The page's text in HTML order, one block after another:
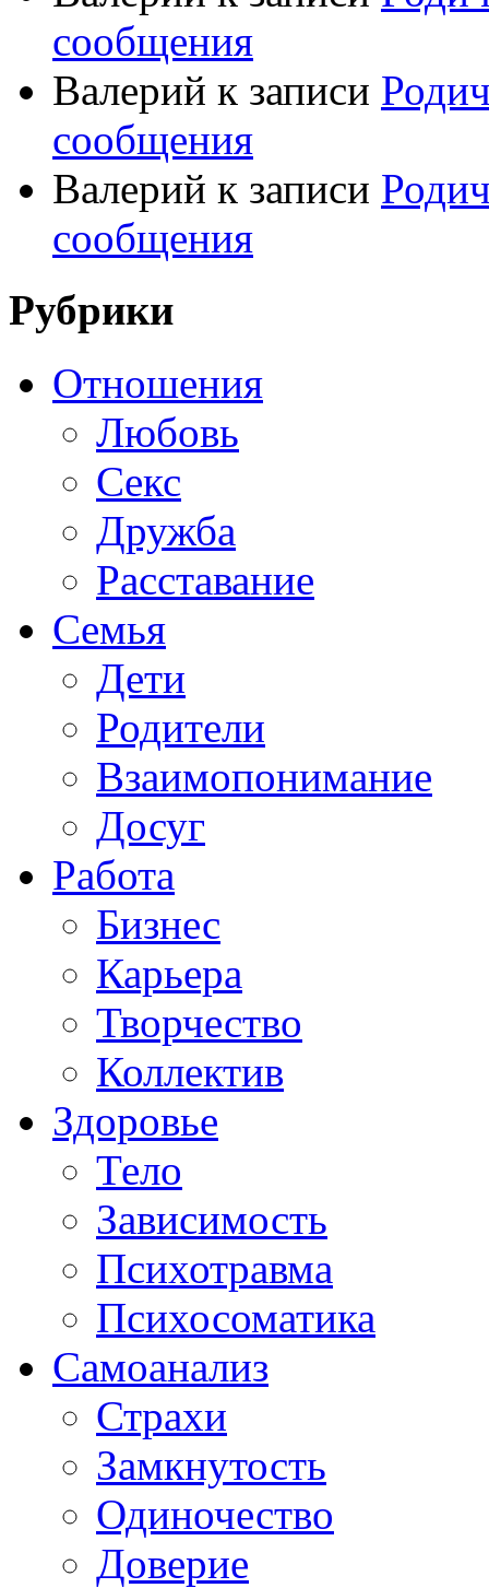
сообщения
Валерий к записи
сообщения
Валерий к записи
сообщения
Рубрики
Отношения
Любовь
Секс
Дружба
Расставание
Семья
Дети
Родители
Взаимопонимание
Досуг
Работа
Бизнес
Карьера
Творчество
Коллектив
Здоровье
Тело
Зависимость
Психотравма
Психосоматика
Самоанализ
Страхи
Замкнутость
Одиночество
Доверие